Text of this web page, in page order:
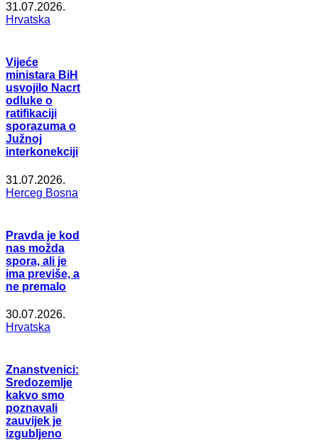
31.07.2026.
Hrvatska
Vijeće
ministara BiH
usvojilo Nacrt
odluke o
ratifikaciji
sporazuma o
Južnoj
interkonekciji
31.07.2026.
Herceg Bosna
Pravda je kod
nas možda
spora, ali je
ima previše, a
ne premalo
30.07.2026.
Hrvatska
Znanstvenici:
Sredozemlje
kakvo smo
poznavali
zauvijek je
izgubljeno